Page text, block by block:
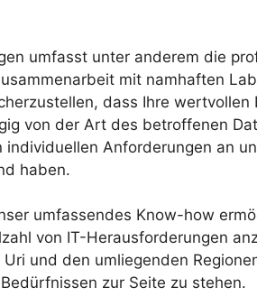
umfasst unter anderem die
mit namhaften
dass Ihre
von der Art des betroffenen
individuellen Anforderungen an
haben.
umfassendes Know-how
von IT-Herausforderungen
und den umliegenden
zur Seite zu stehen.